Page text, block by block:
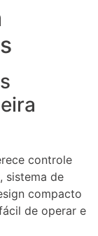
controle
sistema de
compacto
de operar e